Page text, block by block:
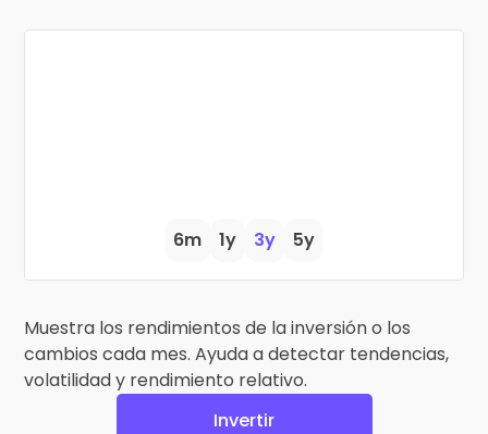
6m 1y 3y 5y
Muestra los rendimientos de la inversión o los
cambios cada mes. Ayuda a detectar tendencias,
volatilidad y rendimiento relativo.
Invertir